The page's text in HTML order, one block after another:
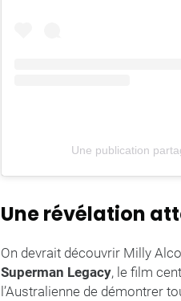
Une publication
Une révélation
On devrait découvrir Milly
Superman Legacy, le film
l’Australienne de démontrer